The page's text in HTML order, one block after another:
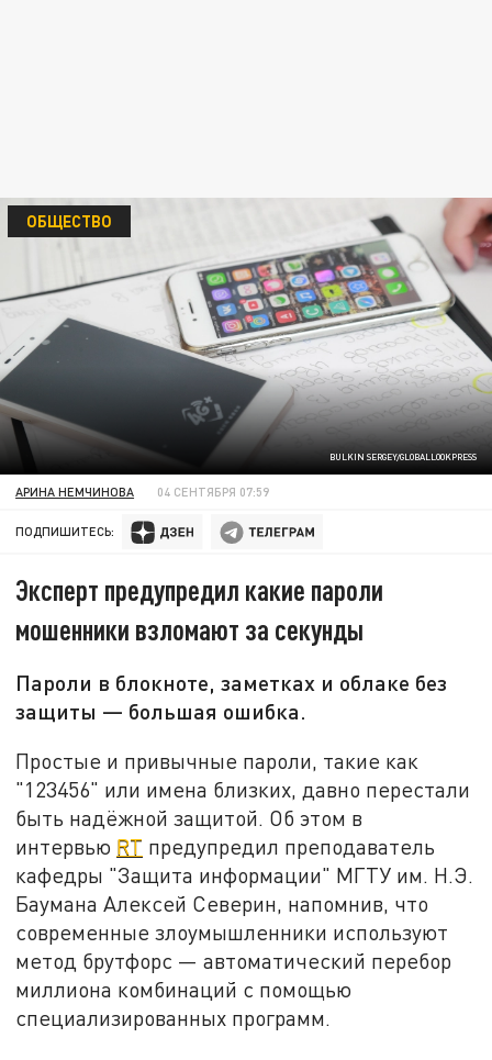
BULKIN SERGEY/GLOBALLOOKPRESS
ОБЩЕСТВО
АРИНА НЕМЧИНОВА 04 СЕНТЯБРЯ 07:59
ПОДПИШИТЕСЬ:
Эксперт предупредил какие пароли
мошенники взломают за секунды
Пароли в блокноте, заметках и облаке без
защиты — большая ошибка.
Простые и привычные пароли, такие как
"123456" или имена близких, давно перестали
быть надёжной защитой. Об этом в
интервью RT предупредил преподаватель
кафедры "Защита информации" МГТУ им. Н.Э.
Баумана Алексей Северин, напомнив, что
современные злоумышленники используют
метод брутфорс — автоматический перебор
миллиона комбинаций с помощью
специализированных программ.